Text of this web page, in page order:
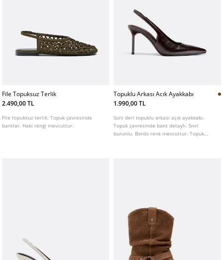
File Topuksuz Terlik
2.490,00 TL
File topuksuz terlik. Topuk çevresinde
bantlar. Haki rengi mevcuttur.
Topuklu Arkası Acık Ayakkabı
1.990,00 TL
Suni deri topuklu arkası açık ayakkabı.
Topuk çevresinde bant detaylı. Sivri
burunlu. Bordo renk mevcuttur. Topuk